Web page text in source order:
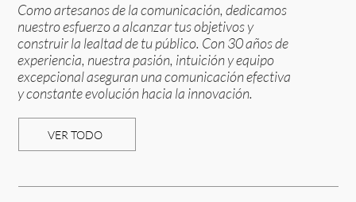
Como artesanos de la comunicación, dedicamos
nuestro esfuerzo a alcanzar tus objetivos y
construir la lealtad de tu público. Con 30 años de
experiencia, nuestra pasión, intuición y equipo
excepcional aseguran una comunicación efectiva
y constante evolución hacia la innovación.
VER TODO